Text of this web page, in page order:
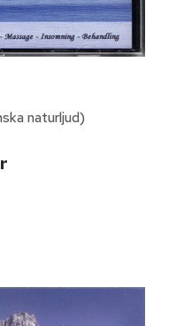
naturljud)